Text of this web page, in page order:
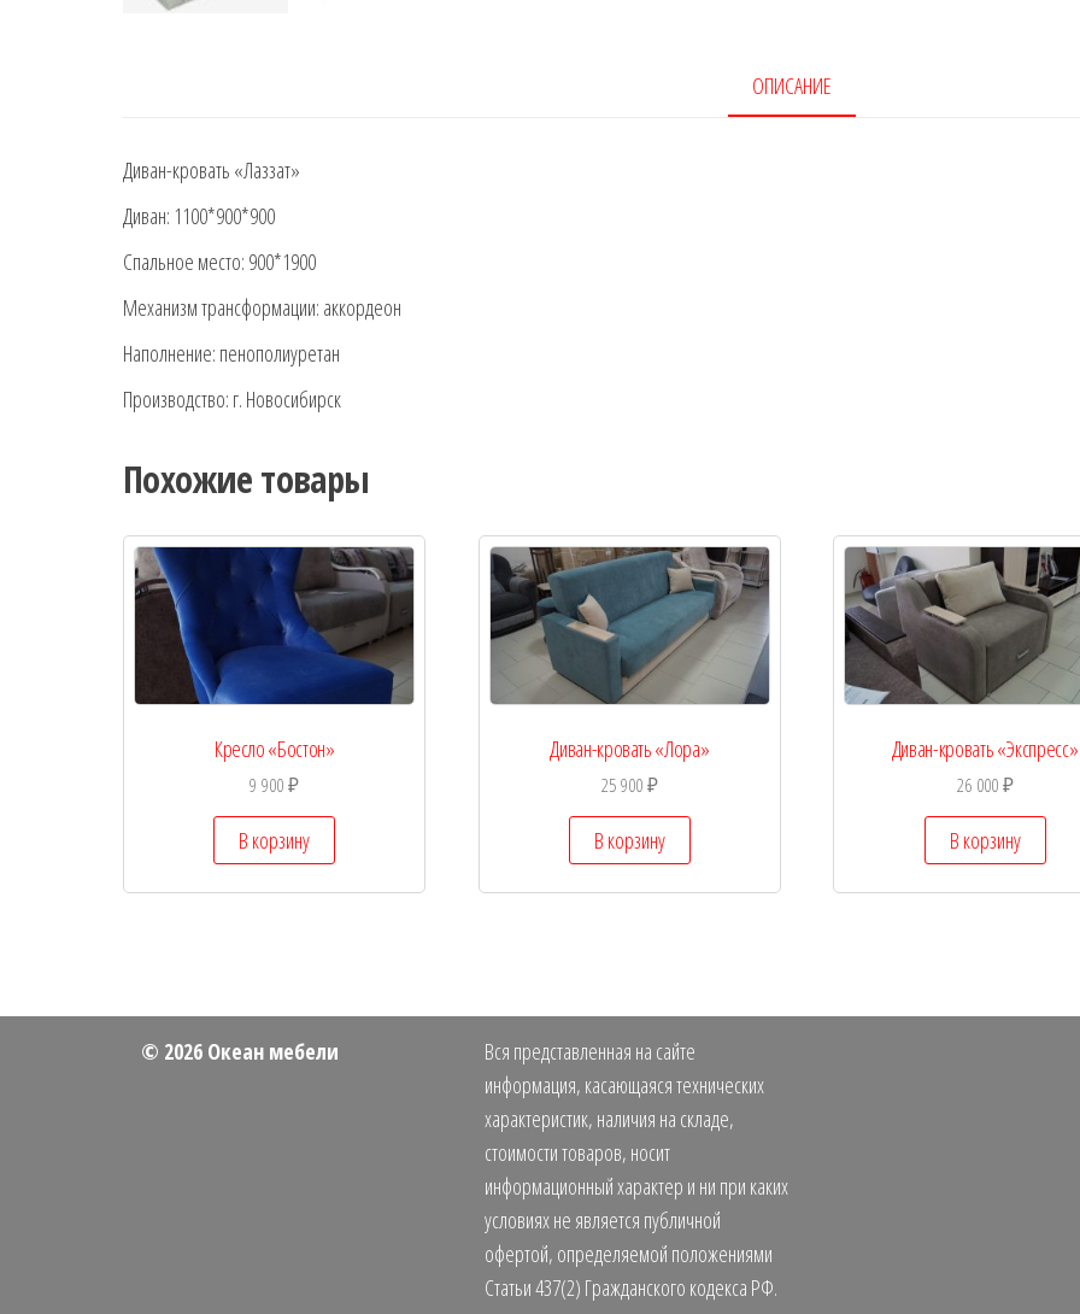
ОПИСАНИЕ
Диван-кровать «Лаззат»
Диван: 1100*900*900
Спальное место: 900*1900
Механизм трансформации: аккордеон
Наполнение: пенополиуретан
Производство: г. Новосибирск
Похожие товары
Кресло «Бостон»
9 900₽
В корзину
Диван-кровать «Лора»
25 900₽
В корзину
Диван-кровать «Экспресс»
26 000₽
В корзину
© 2026 Океан мебели
Вся представленная на сайте
информация, касающаяся технических
характеристик, наличия на складе,
стоимости товаров, носит
информационный характер и ни при каких
условиях не является публичной
офертой, определяемой положениями
Статьи 437(2) Гражданского кодекса РФ.